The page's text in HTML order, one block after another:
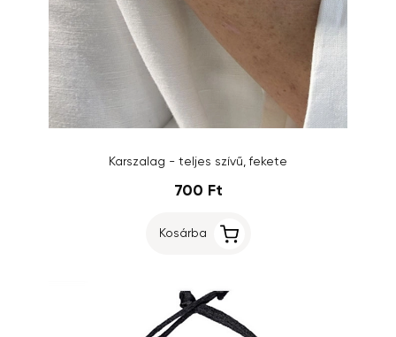
Karszalag - teljes szívű, fekete
700 Ft
Kosárba